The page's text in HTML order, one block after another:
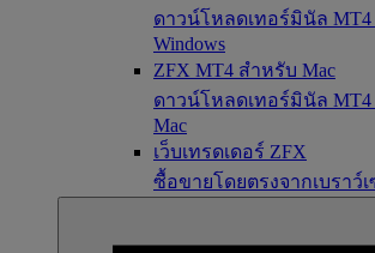
ดาวน์โหลดเทอร์มินัล
Windows
ZFX MT4 สำหรับ Mac
ดาวน์โหลดเทอร์มินัล
Mac
เว็บเทรดเดอร์ ZFX
ซื้อขายโดยตรงจากเบราว์